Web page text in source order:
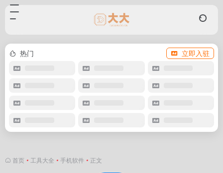
热门 立即入驻
首页 • 工具大全 • 手机软件 • 正文